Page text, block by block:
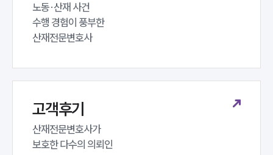
노동·산재 사건
수행 경험이 풍부한
산재전문변호사
고객후기
산재전문변호사가
보호한 다수의 의뢰인